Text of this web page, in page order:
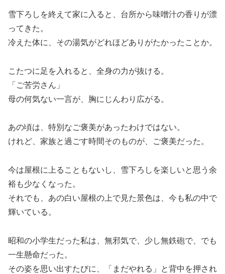
雪下ろしを終えて家に入ると、台所から味噌汁の香りが漂
ってきた。
冷えた体に、その湯気がどれほどありがたかったことか。
こたつに足を入れると、全身の力が抜ける。
「ご苦労さん」
母の何気ない一言が、胸にじんわり広がる。
あの頃は、特別なご褒美があったわけではない。
けれど、家族と過ごす時間そのものが、ご褒美だった。
今は屋根に上ることもないし、雪下ろしを楽しいと思う余
裕も少なくなった。
それでも、あの白い屋根の上で見た景色は、今も私の中で
輝いている。
昭和の小学生だった私は、無邪気で、少し無鉄砲で、でも
一生懸命だった。
その姿を思い出すたびに、「まだやれる」と背中を押され